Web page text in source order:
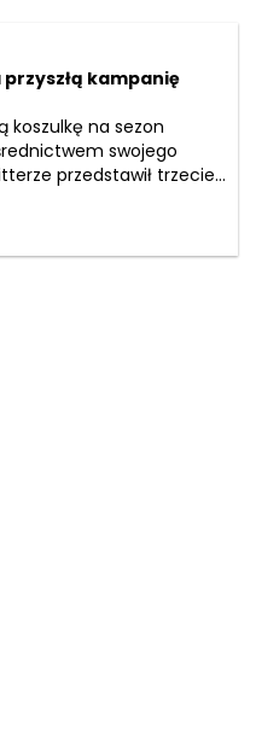
kampanię
koszulkę na sezon
swojego
przedstawił trzecie...